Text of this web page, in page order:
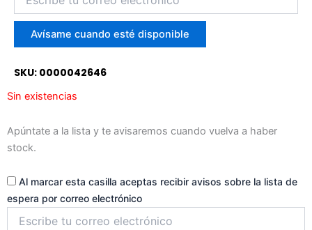
correo
para
unirte
la
lista
de
Avísame cuando esté disponible
SKU: 0000042646
Sin existencias
Apúntate a la lista y te avisaremos cuando vuelva a haber
stock.
Al marcar esta casilla aceptas recibir avisos sobre la lista de
espera por correo electrónico